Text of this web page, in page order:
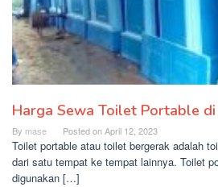
Harga Sewa Toilet Portable di
By mase Posted onApril 12, 2023
Toilet portable atau toilet bergerak adalah
dari satu tempat ke tempat lainnya. Toilet
digunakan […]